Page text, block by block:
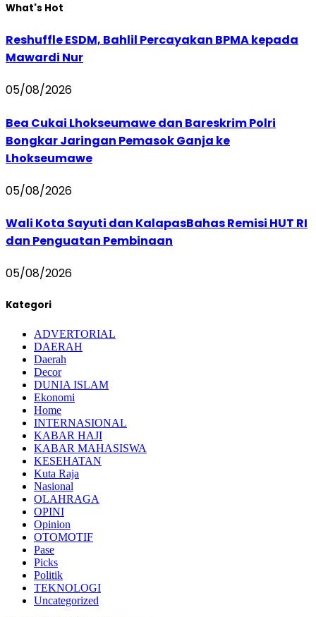
What's Hot
Reshuffle ESDM, Bahlil Percayakan BPMA kepada
Mawardi Nur
05/08/2026
Bea Cukai Lhokseumawe dan Bareskrim Polri
Bongkar Jaringan Pemasok Ganja ke
Lhokseumawe
05/08/2026
Wali Kota Sayuti dan KalapasBahas Remisi HUT RI
dan Penguatan Pembinaan
05/08/2026
Kategori
ADVERTORIAL
DAERAH
Daerah
Decor
DUNIA ISLAM
Ekonomi
Home
INTERNASIONAL
KABAR HAJI
KABAR MAHASISWA
KESEHATAN
Kuta Raja
Nasional
OLAHRAGA
OPINI
Opinion
OTOMOTIF
Pase
Picks
Politik
TEKNOLOGI
Uncategorized